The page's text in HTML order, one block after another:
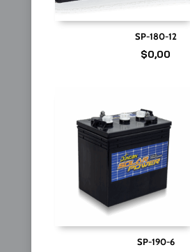
SP-180-12
$0,00
SP-190-6